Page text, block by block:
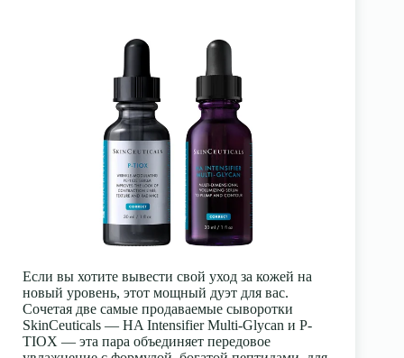
Если вы хотите вывести свой уход за кожей на
новый уровень, этот мощный дуэт для вас.
Сочетая две самые продаваемые сыворотки
SkinCeuticals — HA Intensifier Multi-Glycan и P-
TIOX — эта пара объединяет передовое